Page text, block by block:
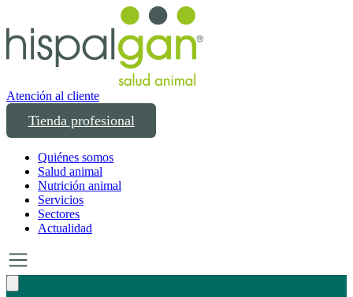
Atención al cliente
Tienda profesional
Quiénes somos
Salud animal
Nutrición animal
Servicios
Sectores
Actualidad